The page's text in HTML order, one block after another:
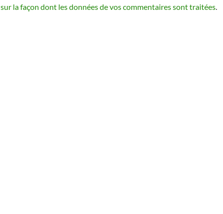
sur la façon dont les données de vos commentaires sont traitées.